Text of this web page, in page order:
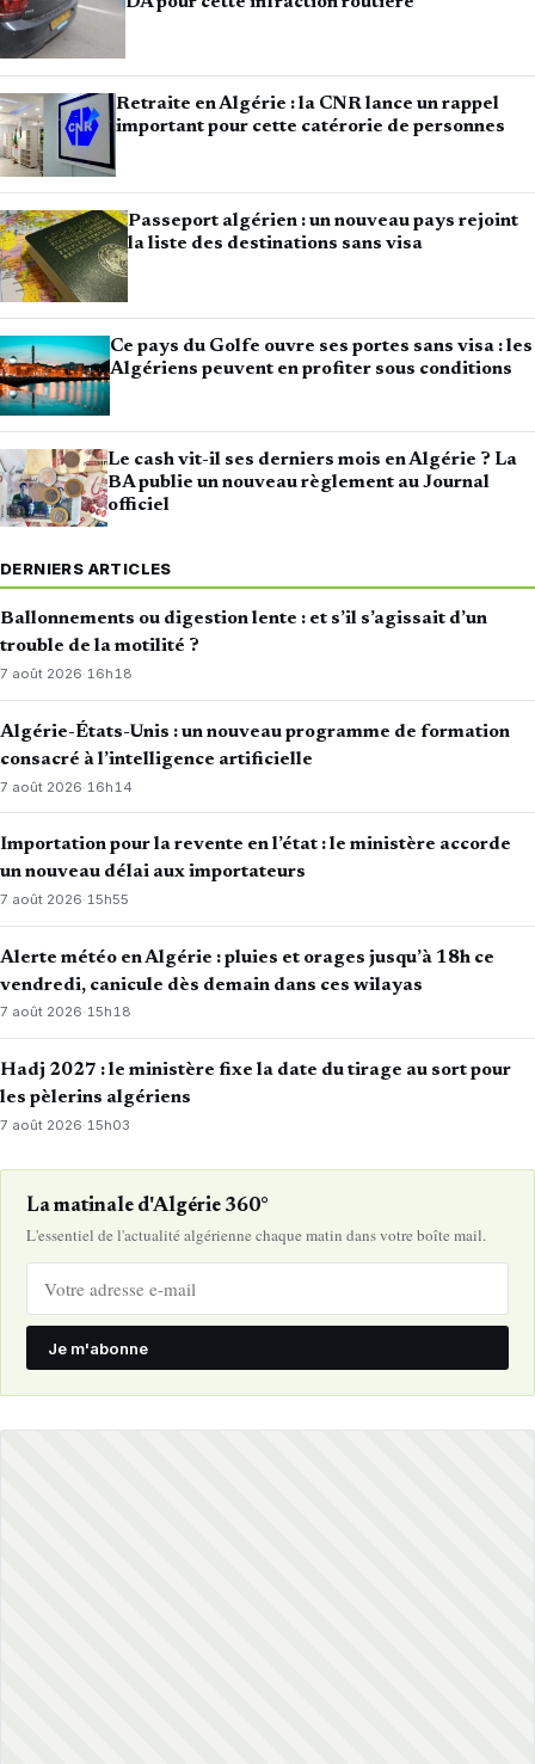
Retraite en Algérie : la CNR lance un rappel
important pour cette catérorie de personnes
Passeport algérien : un nouveau pays rejoint
la liste des destinations sans visa
Ce pays du Golfe ouvre ses portes sans visa : les
Algériens peuvent en profiter sous conditions
Le cash vit-il ses derniers mois en Algérie ? La
BA publie un nouveau règlement au Journal
officiel
DERNIERS ARTICLES
Ballonnements ou digestion lente : et s’il s’agissait d’un
trouble de la motilité ?
7 août 2026·16h18
Algérie-États-Unis : un nouveau programme de formation
consacré à l’intelligence artificielle
7 août 2026· 16h14
Importation pour la revente en l’état : le ministère accorde
un nouveau délai aux importateurs
7 août 2026·15h55
Alerte météo en Algérie : pluies et orages jusqu’à 18h ce
vendredi, canicule dès demain dans ces wilayas
7 août 2026·15h18
Hadj 2027 : le ministère fixe la date du tirage au sort pour
les pèlerins algériens
7 août 2026· 15h03
La matinale d'Algérie 360°
L'essentiel de l'actualité algérienne chaque matin dans votre boîte mail.
Je m'abonne